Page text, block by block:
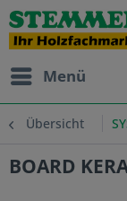
Menü
Übersicht
BOARD